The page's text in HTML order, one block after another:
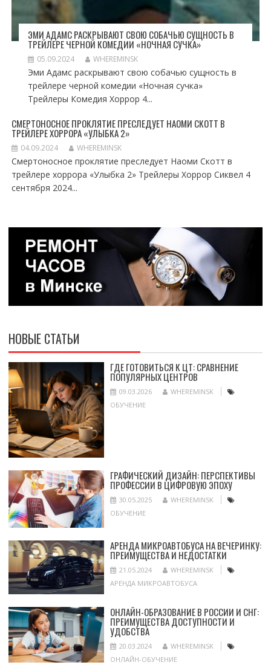
ЭМИ АДАМС РАСКРЫВАЮТ СВОЮ СОБАЧЬЮ СУЩНОСТЬ В
ТРЕЙЛЕРЕ ЧЕРНОЙ КОМЕДИИ «НОЧНАЯ СУЧКА»
05.09.2024 WHEREMINSK
Эми Адамс раскрывают свою собачью сущность в
трейлере черной комедии «Ночная сучка»
Трейлеры Комедия Хоррор 4...
СМЕРТОНОСНОЕ ПРОКЛЯТИЕ ПРЕСЛЕДУЕТ НАОМИ СКОТТ В
ТРЕЙЛЕРЕ ХОРРОРА «УЛЫБКА 2»
04.09.2024 WHEREMINSK
Смертоносное проклятие преследует Наоми Скотт в
трейлере хоррора «Улыбка 2» Трейлеры Хоррор Сиквел 4
сентября 2024...
НОВЫЕ СТАТЬИ
ГДЕ ГОТОВИТЬСЯ К ЦТ: СРАВНЕНИЕ
ПОПУЛЯРНЫХ ЦЕНТРОВ
09.03.2026
WHEREMINSK
ОБУЧЕНИЕ
ГРАФИЧЕСКИЙ ДИЗАЙН: ПЕРСПЕКТИВЫ
ПРОФЕССИИ В ЦИФРОВУЮ ЭПОХУ
30.05.2025
WHEREMINSK
ОБУЧЕНИЕ
АРЕНДА МИКРОАВТОБУСА НА ВЕЧЕРИНКУ:
ПРЕИМУЩЕСТВА И НЕДОСТАТКИ
21.05.2024
WHEREMINSK
АРЕНДА МИКРОАВТОБУСА
ОНЛАЙН-ОБРАЗОВАНИЕ В РОССИИ И СНГ:
ПРЕИМУЩЕСТВА ДОСТУПНОСТИ И
УДОБСТВА
20.03.2024
WHEREMINSK
ОНЛАЙН-ОБУЧЕНИЕ